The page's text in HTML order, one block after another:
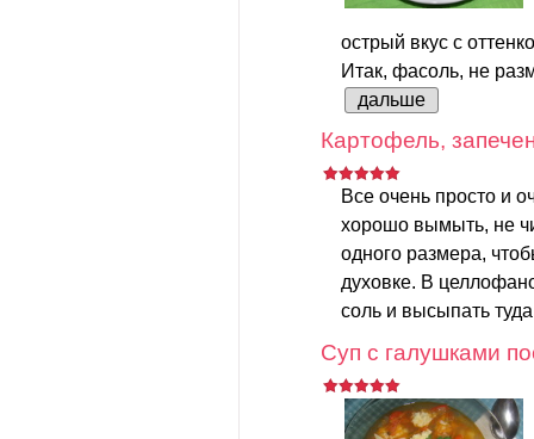
острый вкус с
Итак, фасоль, не
дальше
Картофель,
Все очень просто и
хорошо вымыть, не
одного размера,
духовке. В
соль и высыпать
Суп с галушками